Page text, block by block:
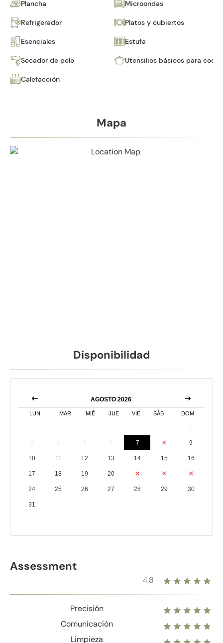
Plancha Microondas
Refrigerador Platos y cubiertos
Esenciales Estufa
Secador de pelo Utensilios básicos para
Calefacción
Mapa
Disponibilidad
AGOSTO 2026
LUN MAR MIÉ JUE VIE SÁB DOM
7 8 9
10 11 12 13 14 15 16
17 18 19 20 21 22 23
24 25 26 27 28 29 30
31
Assessment
4.8
Precisión
Comunicación
Limpieza